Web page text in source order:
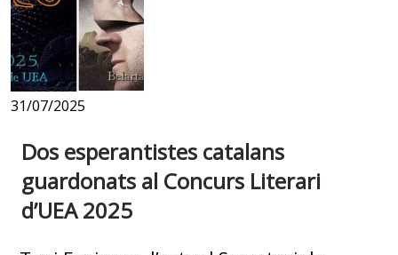
31/07/2025
Dos esperantistes catalans
guardonats al Concurs Literari
d’UEA 2025